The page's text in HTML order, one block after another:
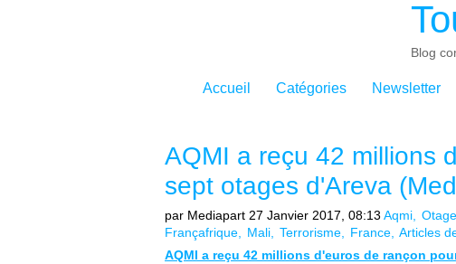
Blog
Accueil Catégories Newsletter
AQMI a reçu 42 millions
sept otages d'Areva
par Mediapart 27 Janvier 2017, 08:13 Aqmi Otage
Françafrique
Mali Terrorisme France Articles
AQMI a reçu 42 millions d'euros de rançon